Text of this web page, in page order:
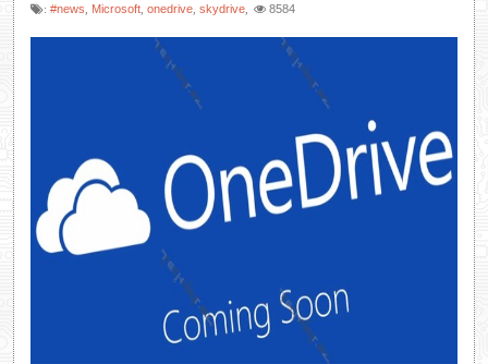
AVADANLIQLAR
IT LÜĞƏT
XƏBƏRLƏR
: #news Microsoft onedrive skydrive 8584